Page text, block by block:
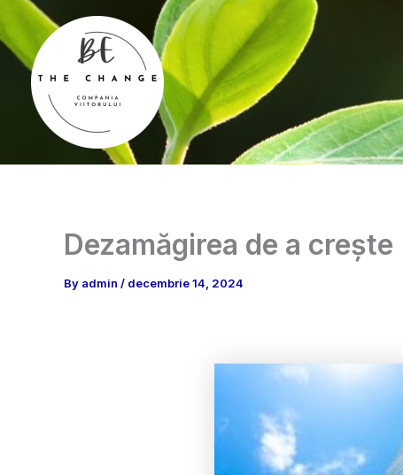
Skip
to
content
Dezamăgirea de a crește
By admin / decembrie 14, 2024